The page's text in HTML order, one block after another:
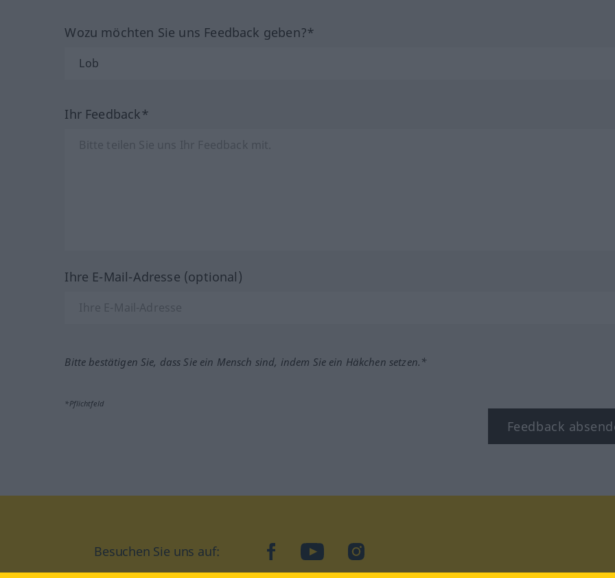
Wozu möchten Sie uns Feedback geben?*
Ihr Feedback*
Ihre E-Mail-Adresse (optional)
Bitte bestätigen Sie, dass Sie ein Mensch sind, indem Sie ein Häkchen setzen.*
*Pflichtfeld
Feedback
Besuchen Sie uns auf: facebookYouTubeInstagram